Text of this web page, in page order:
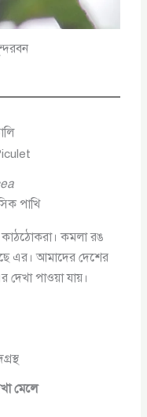
পাখি
কমলা রঙ
এর। আমাদের দেশের
দেখা পাওয়া যায়।
মেলে